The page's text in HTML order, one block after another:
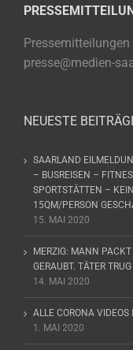
presse@medien-
NEUESTE
SAARLAND
– BUSREISEN –
SPORTSTÄTTEN –
15QM/PERSON
15. MAI 2020
MERZIG: MANN
GERAUBT. TÄTER
14. MAI 2020
ALLE CORONA VIDEOS
1. MAI 2020